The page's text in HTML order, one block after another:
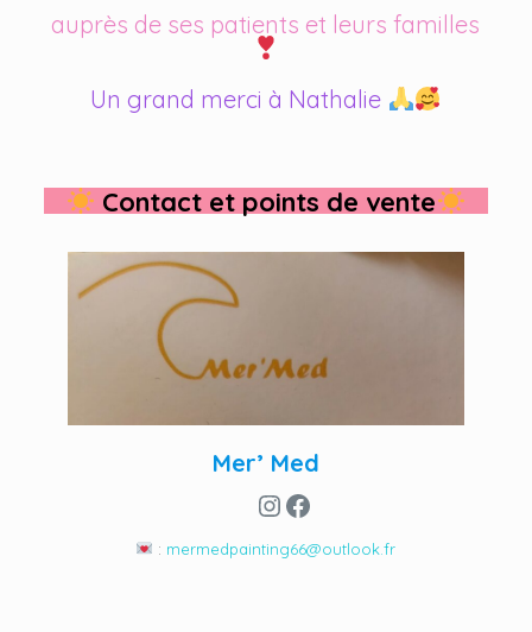
auprès de ses patients et leurs familles
Un grand merci à Nathalie
Contact et points de vente
Mer’ Med
Instagram
Facebook
: mermedpainting66@outlook.fr